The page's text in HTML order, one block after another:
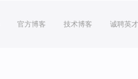
官方博客 技术博客 诚聘英才